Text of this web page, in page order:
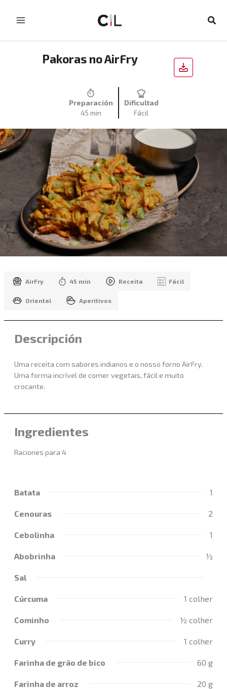
Pakoras no AirFry
Preparación
45 min
Dificultad
Fácil
AirFry 45 min Receita Fácil
Oriental Aperitivos
Descripción
Uma receita com sabores indianos e o nosso forno AirFry.
Uma forma incrível de comer vegetais, fácil e muito
crocante.
Ingredientes
Raciones para 4
Batata 1
Cenouras 2
Cebolinha 1
Abobrinha ½
Sal
Cúrcuma 1 colher
Cominho ½ colher
Curry 1 colher
Farinha de grão de bico 60 g
Farinha de arroz 20 g